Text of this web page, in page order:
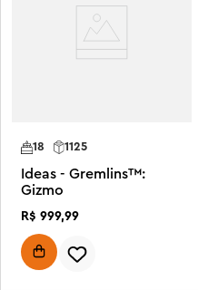
18 1125
Ideas - Gremlins™:
Gizmo
R$ 999,99